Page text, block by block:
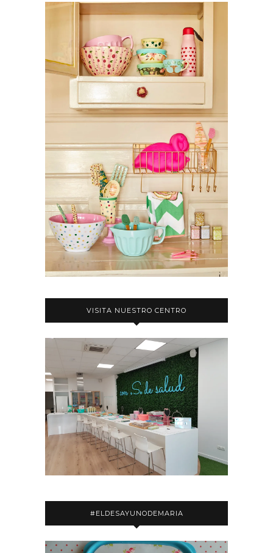
VISITA NUESTRO CENTRO
#ELDESAYUNODEMARIA